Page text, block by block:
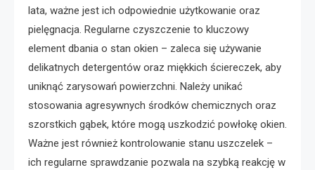
lata, ważne jest ich odpowiednie użytkowanie oraz
pielęgnacja. Regularne czyszczenie to kluczowy
element dbania o stan okien – zaleca się używanie
delikatnych detergentów oraz miękkich ściereczek, aby
uniknąć zarysowań powierzchni. Należy unikać
stosowania agresywnych środków chemicznych oraz
szorstkich gąbek, które mogą uszkodzić powłokę okien.
Ważne jest również kontrolowanie stanu uszczelek –
ich regularne sprawdzanie pozwala na szybką reakcję w